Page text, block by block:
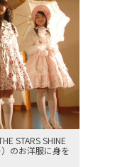
STARS SHINE
のお洋服に身を